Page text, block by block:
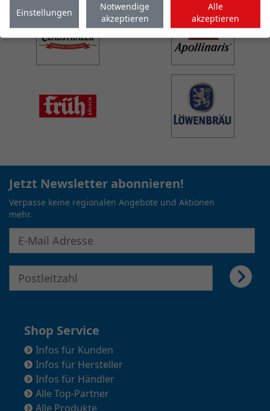
Jetzt Newsletter abonnieren!
Verpasse keine regionalen Angebote und Aktionen
mehr.
Shop Service
Infos für Kunden
Infos für Hersteller
Infos für Händler
Alle Top-Partner
Alle Produkte
Einstellungen
Notwendige
akzeptieren
Alle
akzeptieren